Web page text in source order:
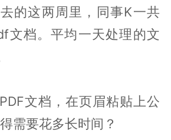
的这两周里，同事K一共
文档。平均一天处理的文
文档，在页眉粘贴上公
需要花多长时间？